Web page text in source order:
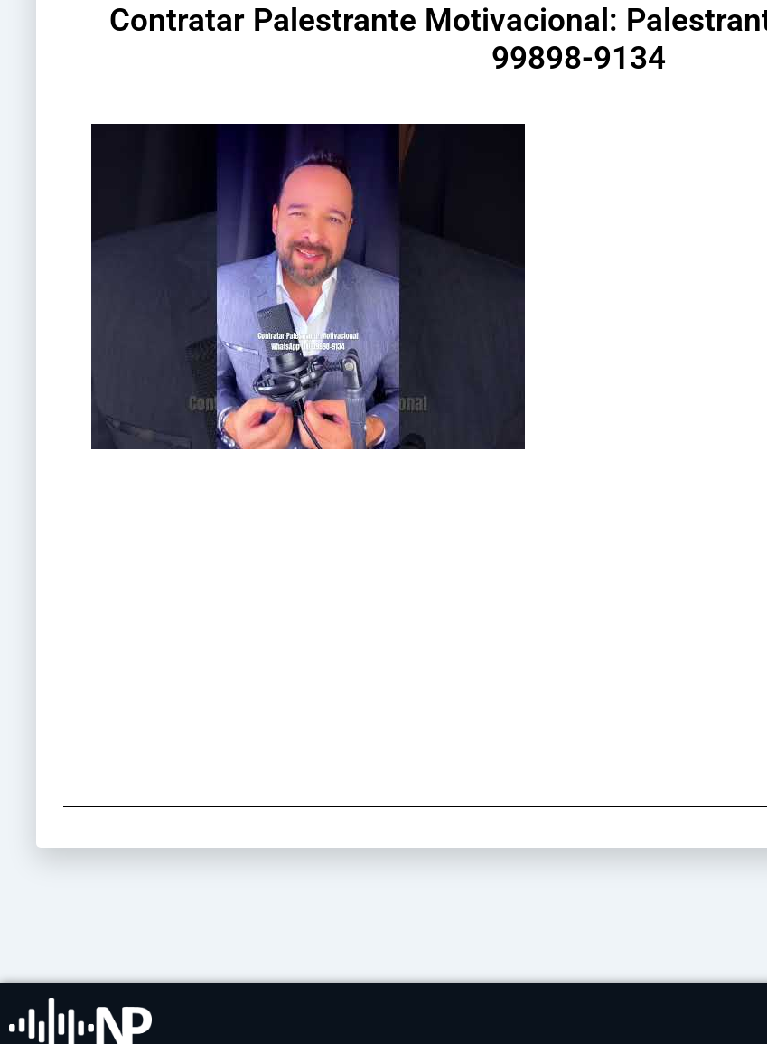
Contratar Palestrante Motivacional:
99898-9134